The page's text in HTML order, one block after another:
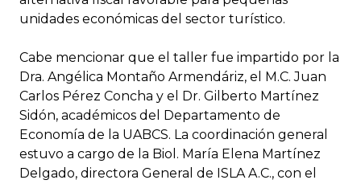
unidades económicas del sector turístico.
Cabe mencionar que el taller fue impartido por la
Dra. Angélica Montaño Armendáriz, el M.C. Juan
Carlos Pérez Concha y el Dr. Gilberto Martínez
Sidón, académicos del Departamento de
Economía de la UABCS. La coordinación general
estuvo a cargo de la Biol. María Elena Martínez
Delgado, directora General de ISLA A.C., con el